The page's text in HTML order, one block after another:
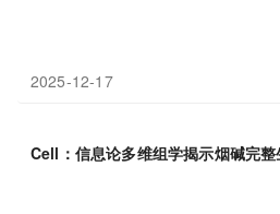
2025-12-17
Cell：信息论多维组学揭示烟碱完